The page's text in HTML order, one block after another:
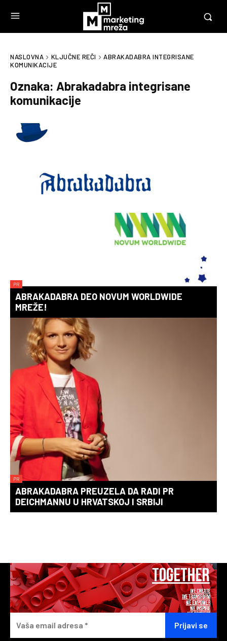
NASLOVNA KLJUČNE REČI
ABRAKADABRA INTEGRISANE
KOMUNIKACIJE
Oznaka: Abrakadabra integrisane
komunikacije
PR
ABRAKADABRA DEO NOVUM WORLDWIDE
MREŽE!
PR
ABRAKADABRA PREUZELA DA RADI PR
DEICHMANNU U HRVATSKOJ I SRBIJI